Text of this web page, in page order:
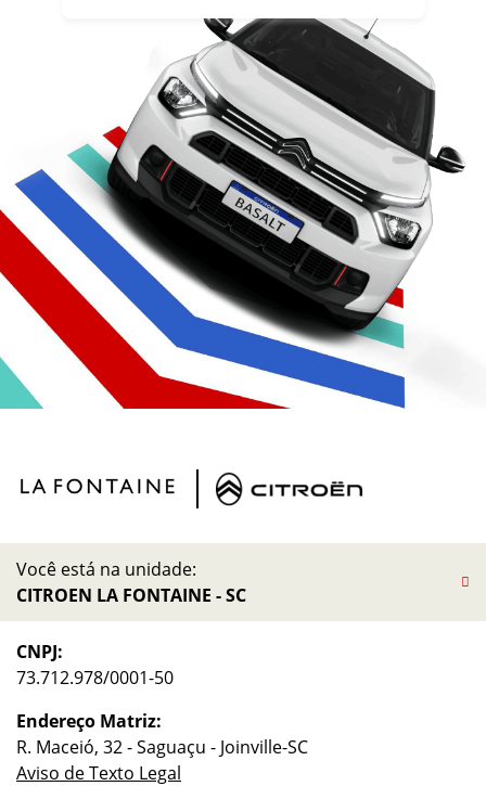
Você está na unidade:
CITROEN LA FONTAINE - SC
CNPJ:
73.712.978/0001-50
Endereço Matriz:
R. Maceió, 32 - Saguaçu - Joinville-SC
Aviso de Texto Legal